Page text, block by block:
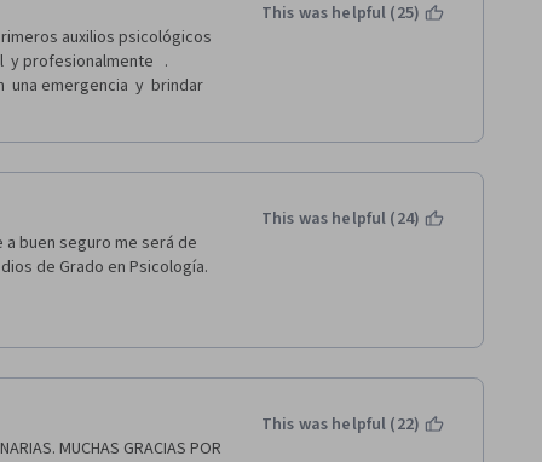
auxilios psicológicos
y profesionalmente   .
una emergencia  y  brindar
This was helpful (25)
buen seguro me será de
de Grado en Psicología.
This was helpful (24)
MUCHAS GRACIAS POR
This was helpful (22)